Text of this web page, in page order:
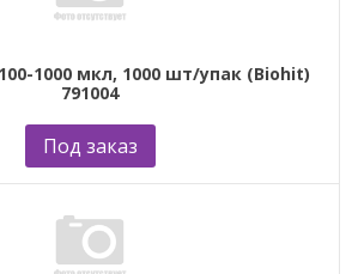
1000 мкл, 1000 шт/упак (Biohit)
791004
Под заказ